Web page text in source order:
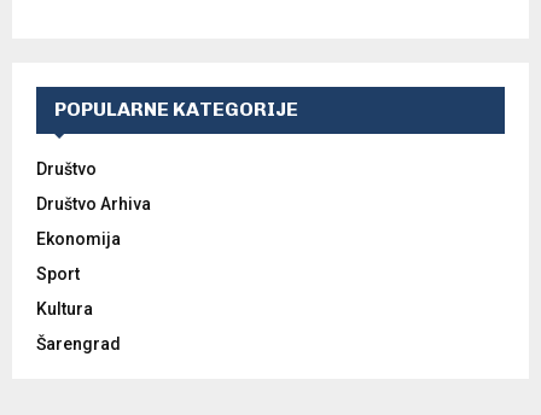
POPULARNE KATEGORIJE
Društvo
Društvo Arhiva
Ekonomija
Sport
Kultura
Šarengrad